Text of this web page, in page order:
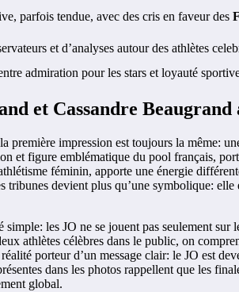
parfois tendue, avec des cris en faveur des
et d’analyses autour des athlètes
admiration pour les stars et loyauté
et Cassandre Beaugrand
première impression est toujours la même:
et figure emblématique du pool français,
féminin, apporte une énergie
tribunes devient plus qu’une symbolique:
les JO ne se jouent pas seulement
athlètes célèbres dans le public, on
porteur d’un message clair: le JO est
dans les photos rappellent que les
global.